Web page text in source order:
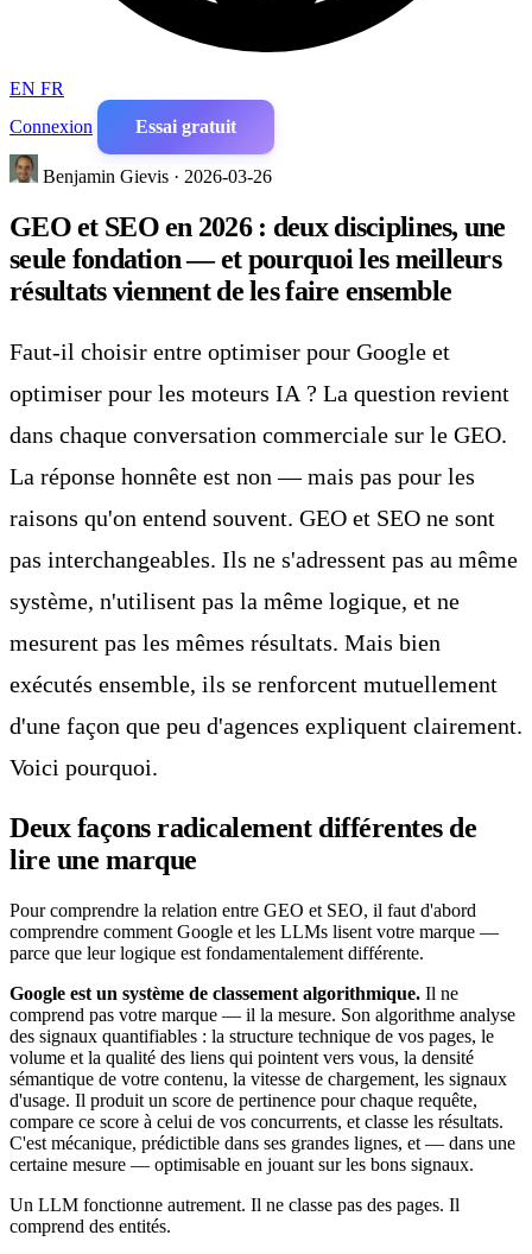
EN FR
Connexion
Essai gratuit
Benjamin Gievis · 2026-03-26
GEO et SEO en 2026 : deux disciplines, une
seule fondation — et pourquoi les meilleurs
résultats viennent de les faire ensemble
Faut-il choisir entre optimiser pour Google et
optimiser pour les moteurs IA ? La question revient
dans chaque conversation commerciale sur le GEO.
La réponse honnête est non — mais pas pour les
raisons qu'on entend souvent. GEO et SEO ne sont
pas interchangeables. Ils ne s'adressent pas au même
système, n'utilisent pas la même logique, et ne
mesurent pas les mêmes résultats. Mais bien
exécutés ensemble, ils se renforcent mutuellement
d'une façon que peu d'agences expliquent clairement.
Voici pourquoi.
Deux façons radicalement différentes de
lire une marque
Pour comprendre la relation entre GEO et SEO, il faut d'abord
comprendre comment Google et les LLMs lisent votre marque —
parce que leur logique est fondamentalement différente.
Google est un système de classement algorithmique. Il ne
comprend pas votre marque — il la mesure. Son algorithme analyse
des signaux quantifiables : la structure technique de vos pages, le
volume et la qualité des liens qui pointent vers vous, la densité
sémantique de votre contenu, la vitesse de chargement, les signaux
d'usage. Il produit un score de pertinence pour chaque requête,
compare ce score à celui de vos concurrents, et classe les résultats.
C'est mécanique, prédictible dans ses grandes lignes, et — dans une
certaine mesure — optimisable en jouant sur les bons signaux.
Un LLM fonctionne autrement. Il ne classe pas des pages. Il
comprend des entités.